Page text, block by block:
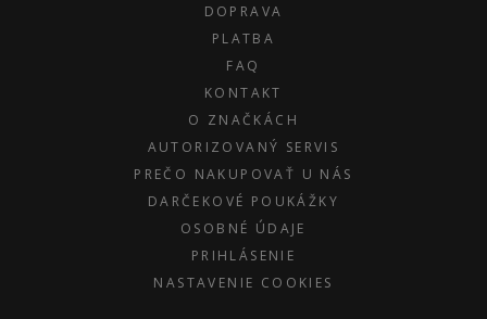
DOPRAVA
PLATBA
FAQ
KONTAKT
O ZNAČKÁCH
AUTORIZOVANÝ SERVIS
PREČO NAKUPOVAŤ U NÁS
DARČEKOVÉ POUKÁŽKY
OSOBNÉ ÚDAJE
PRIHLÁSENIE
NASTAVENIE COOKIES